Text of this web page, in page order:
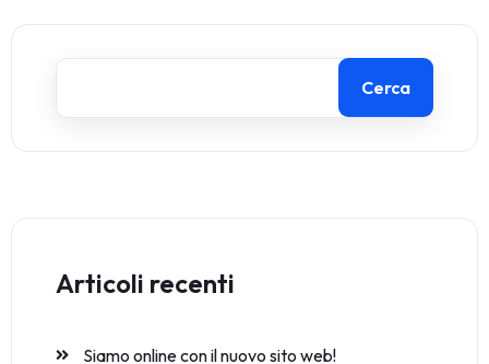
Cerca
Articoli recenti
Siamo online con il nuovo sito web!